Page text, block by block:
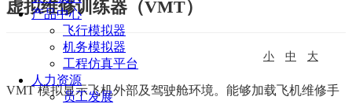
产品中心
飞行模拟器
机务模拟器
工程仿真平台
人力资源
员工发展
虚拟维修训练器（VMT）
小 中 大
VMT 模拟显示飞机外部及驾驶舱环境。能够加载飞机维修手